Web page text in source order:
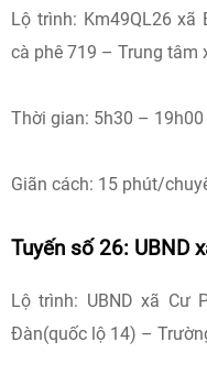
Lộ trình: Km49QL26
cà phê 719 – Trung tâm
Thời gian: 5h30 – 19h00
Giãn cách: 15 phút/
Tuyến số 26: UBND
Lộ trình: UBND xã Cư
Đàn(quốc lộ 14) –